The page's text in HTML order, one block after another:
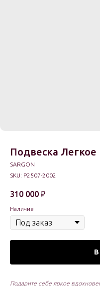
Подвеска
SARGON
SKU: P2507-2002
310 000 ₽
Наличие
В
Подарите себе яркое